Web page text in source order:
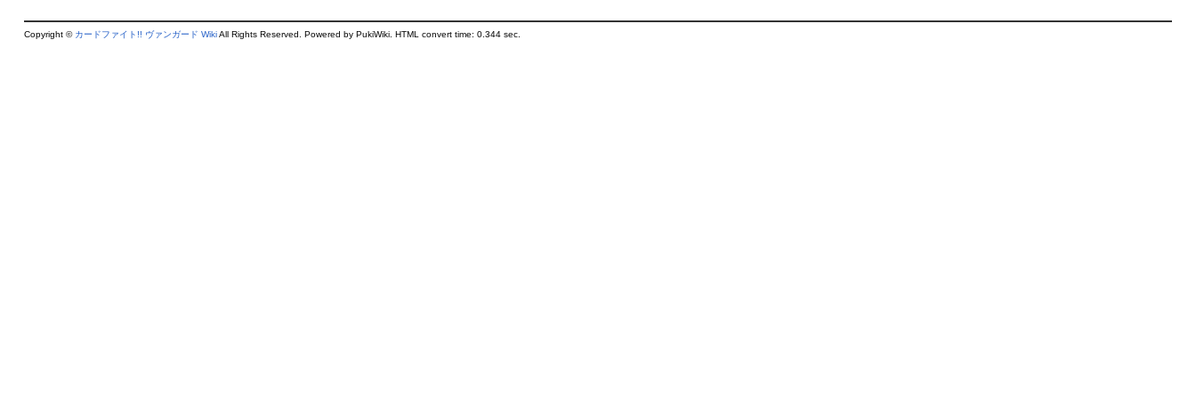
Copyright © カードファイト!! ヴァンガード WikiAll Rights Reserved. Powered by PukiWiki. HTML convert time: 0.344 sec.